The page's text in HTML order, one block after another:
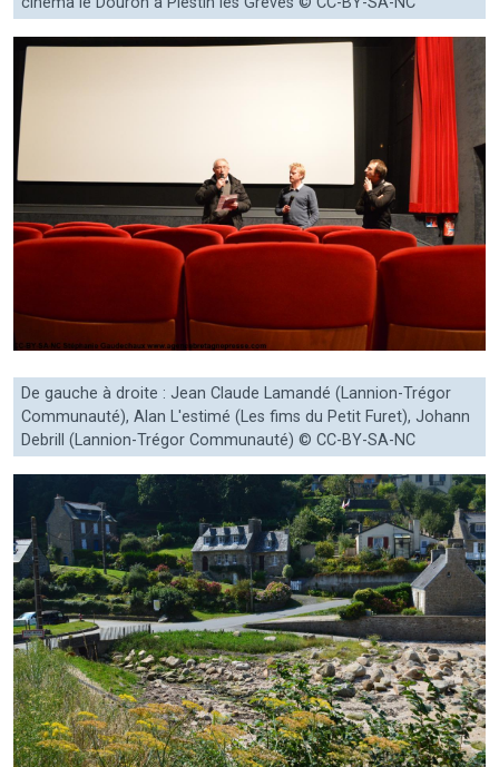
De gauche à droite : Jean Claude Lamandé (Lannion-Trégor
Communauté), Alan L'estimé (Les fims du Petit Furet), Johann
Debrill (Lannion-Trégor Communauté) © CC-BY-SA-NC